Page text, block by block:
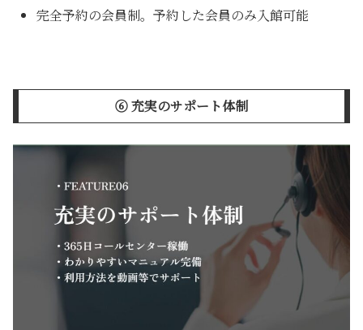
完全予約の会員制。予約した会員のみ入館可能
➅ 充実のサポート体制